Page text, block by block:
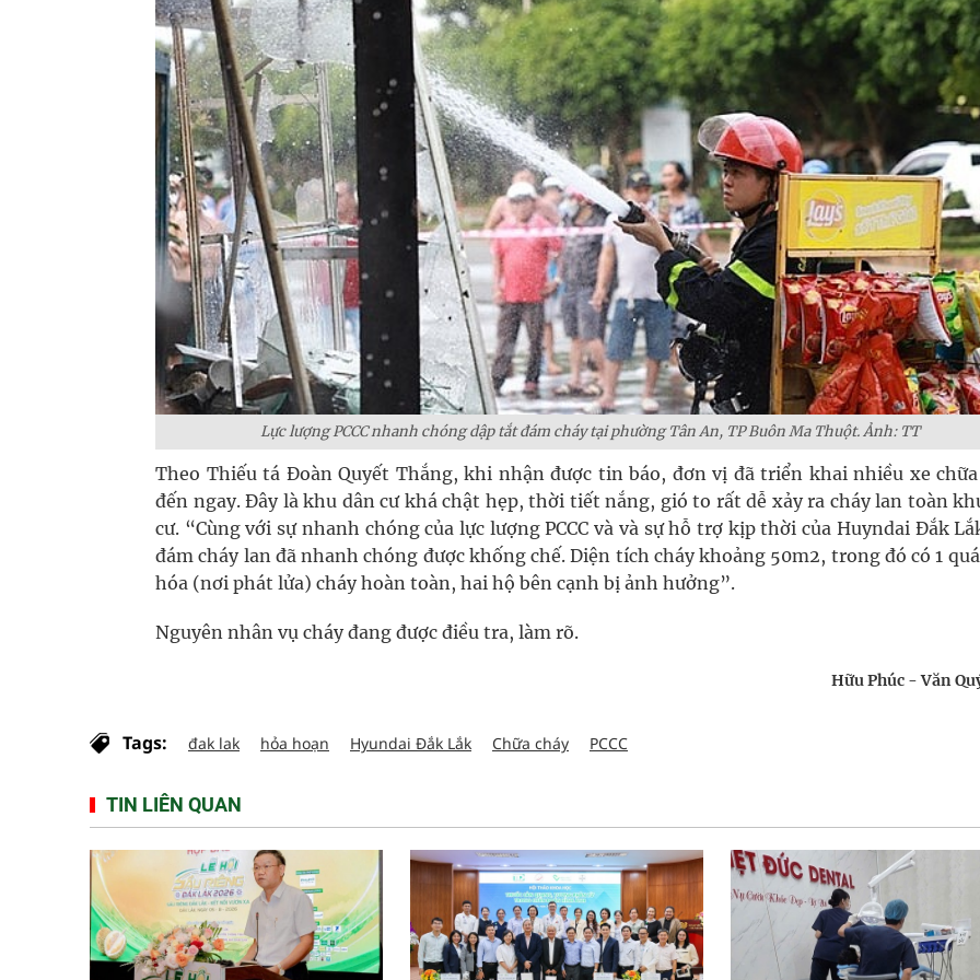
Lực lượng PCCC nhanh chóng dập tắt đám cháy tại phường Tân An, TP Buôn Ma Thuột. Ảnh: TT
Theo Thiếu tá Đoàn Quyết Thắng, khi nhận được tin báo, đơn vị đã triển khai nhiều xe
đến ngay. Đây là khu dân cư khá chật hẹp, thời tiết nắng, gió to rất dễ xảy ra cháy lan toàn
cư. “Cùng với sự nhanh chóng của lực lượng PCCC và và sự hỗ trợ kịp thời của Huyndai Đắk
đám cháy lan đã nhanh chóng được khống chế. Diện tích cháy khoảng 50m2, trong đó có 1
hóa (nơi phát lửa) cháy hoàn toàn, hai hộ bên cạnh bị ảnh hưởng”.
Nguyên nhân vụ cháy đang được điều tra, làm rõ.
Hữu Phúc - Văn
Tags: đak lak hỏa hoạn Hyundai Đắk Lắk Chữa cháy PCCC
TIN LIÊN QUAN